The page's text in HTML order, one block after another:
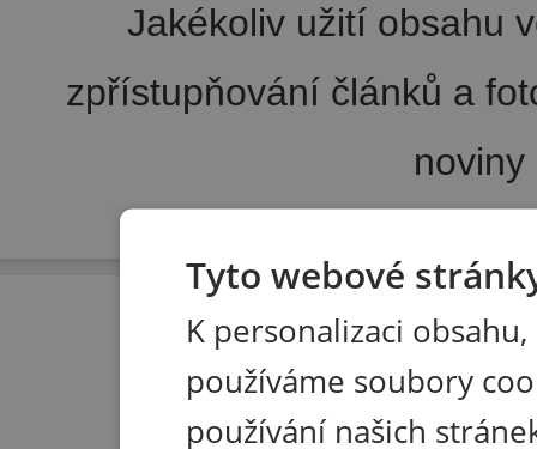
Jakékoliv užití obsahu
zpřístupňování článků a
Tyto webové
K personalizaci
používáme soubory
používání našich